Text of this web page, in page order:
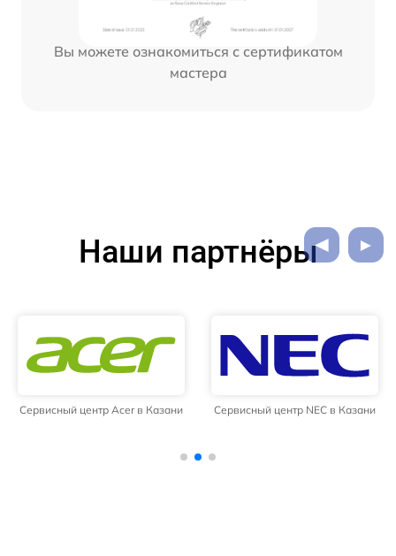
Вы можете ознакомиться с сертификатом
мастера
Наши партнёры
Сервисный центр Acer в Казани Сервисный центр NEC в Казани